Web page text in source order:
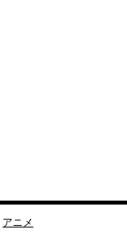
アニメ